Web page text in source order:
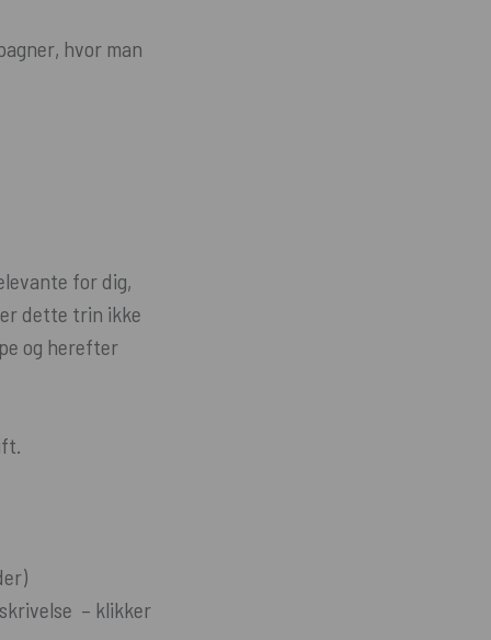
hvor man
for dig,
dette trin ikke
og herefter
– klikker